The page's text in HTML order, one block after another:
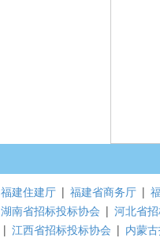
福建住建厅 | 福建省商务厅 |
湖南省招标投标协会 | 河北省
| 江西省招标投标协会 | 内蒙